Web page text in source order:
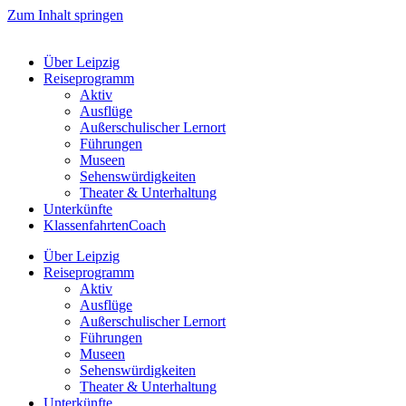
Zum Inhalt springen
Über Leipzig
Reiseprogramm
Aktiv
Ausflüge
Außerschulischer Lernort
Führungen
Museen
Sehenswürdigkeiten
Theater & Unterhaltung
Unterkünfte
KlassenfahrtenCoach
Über Leipzig
Reiseprogramm
Aktiv
Ausflüge
Außerschulischer Lernort
Führungen
Museen
Sehenswürdigkeiten
Theater & Unterhaltung
Unterkünfte